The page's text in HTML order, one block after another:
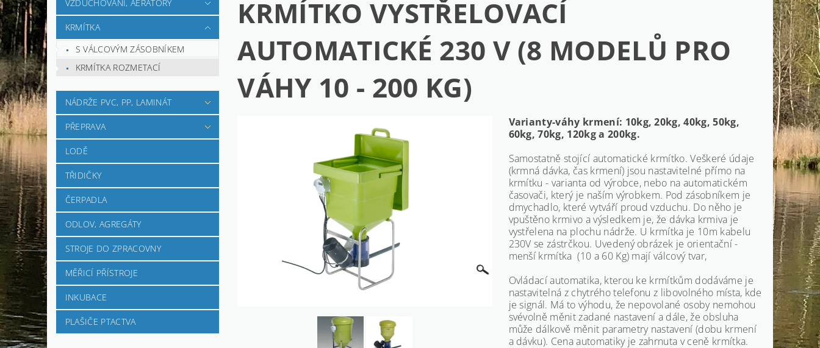
VZDUCHOVÁNÍ, AERÁTORY
KRMÍTKA
S VÁLCOVÝM ZÁSOBNÍKEM
KRMÍTKA ROZMETACÍ
NÁDRŽE PVC, PP, LAMINÁT
PŘEPRAVA
LODĚ
TŘIDIČKY
ČERPADLA
ODLOV, AGREGÁTY
STROJE DO ZPRACOVNY
MĚŘICÍ PŘÍSTROJE
INKUBACE
PLAŠIČE PTACTVA
KRMÍTKO VYSTŘELOVACÍ
AUTOMATICKÉ 230 V (8 MODELŮ PRO
VÁHY 10 - 200 KG)
Varianty-váhy krmení: 10kg, 20kg, 40kg, 50kg,
60kg, 70kg, 120kg a 200kg.
Samostatně stojící automatické krmítko. Veškeré údaje
(krmná dávka, čas krmení) jsou nastavitelné přímo na
krmítku - varianta od výrobce, nebo na automatickém
časovači, který je naším výrobkem. Pod zásobníkem je
dmychadlo, které vytváří proud vzduchu. Do něho je
vpuštěno krmivo a výsledkem je, že dávka krmiva je
vystřelena na plochu nádrže. U krmítka je 10m kabelu
230V se zástrčkou. Uvedený obrázek je orientační -
menší krmítka (10 a 60 Kg) mají válcový tvar,
Ovládací automatika, kterou ke krmítkům dodáváme je
nastavitelná z chytrého telefonu z libovolného místa, kde
je signál. Má to výhodu, že nepovolané osoby nemohou
svévolně měnit zadané nastavení a dále, že obsluha
může dálkově měnit parametry nastavení (dobu krmení
a dávku). Cena automatiky je zahrnuta v ceně krmítka.